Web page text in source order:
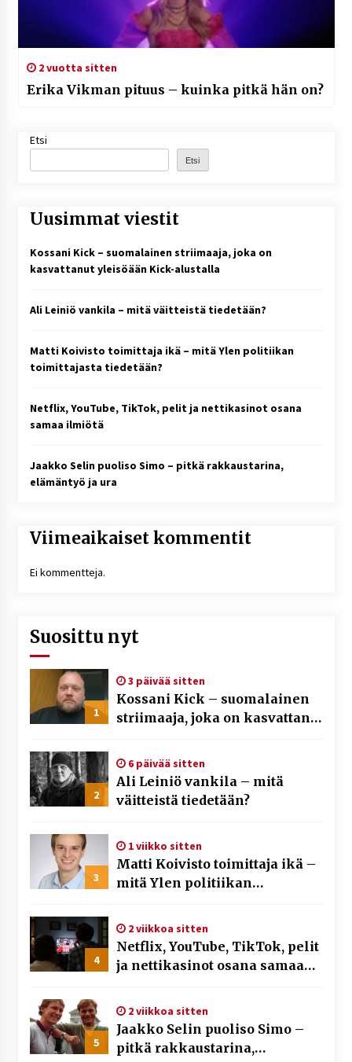
2 vuotta sitten
Erika Vikman pituus – kuinka pitkä hän on?
Etsi
Etsi
Uusimmat viestit
Kossani Kick – suomalainen striimaaja, joka on
kasvattanut yleisöään Kick-alustalla
Ali Leiniö vankila – mitä väitteistä tiedetään?
Matti Koivisto toimittaja ikä – mitä Ylen politiikan
toimittajasta tiedetään?
Netflix, YouTube, TikTok, pelit ja nettikasinot osana
samaa ilmiötä
Jaakko Selin puoliso Simo – pitkä rakkaustarina,
elämäntyö ja ura
Viimeaikaiset kommentit
Ei kommentteja.
Suosittu nyt
1
3 päivää sitten
Kossani Kick – suomalainen
striimaaja, joka on kasvattanut
2
6 päivää sitten
Ali Leiniö vankila – mitä
väitteistä tiedetään?
3
1 viikko sitten
Matti Koivisto toimittaja ikä –
mitä Ylen politiikan
4
2 viikkoa sitten
Netflix, YouTube, TikTok, pelit
ja nettikasinot osana samaa
5
2 viikkoa sitten
Jaakko Selin puoliso Simo –
pitkä rakkaustarina,